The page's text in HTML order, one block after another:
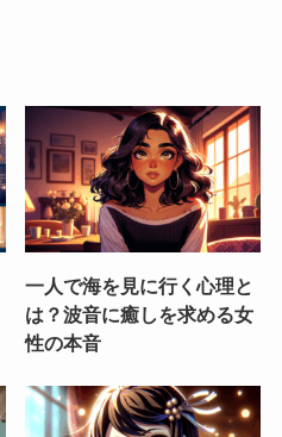
一人で海を見に行く心理と
は？波音に癒しを求める女
性の本音